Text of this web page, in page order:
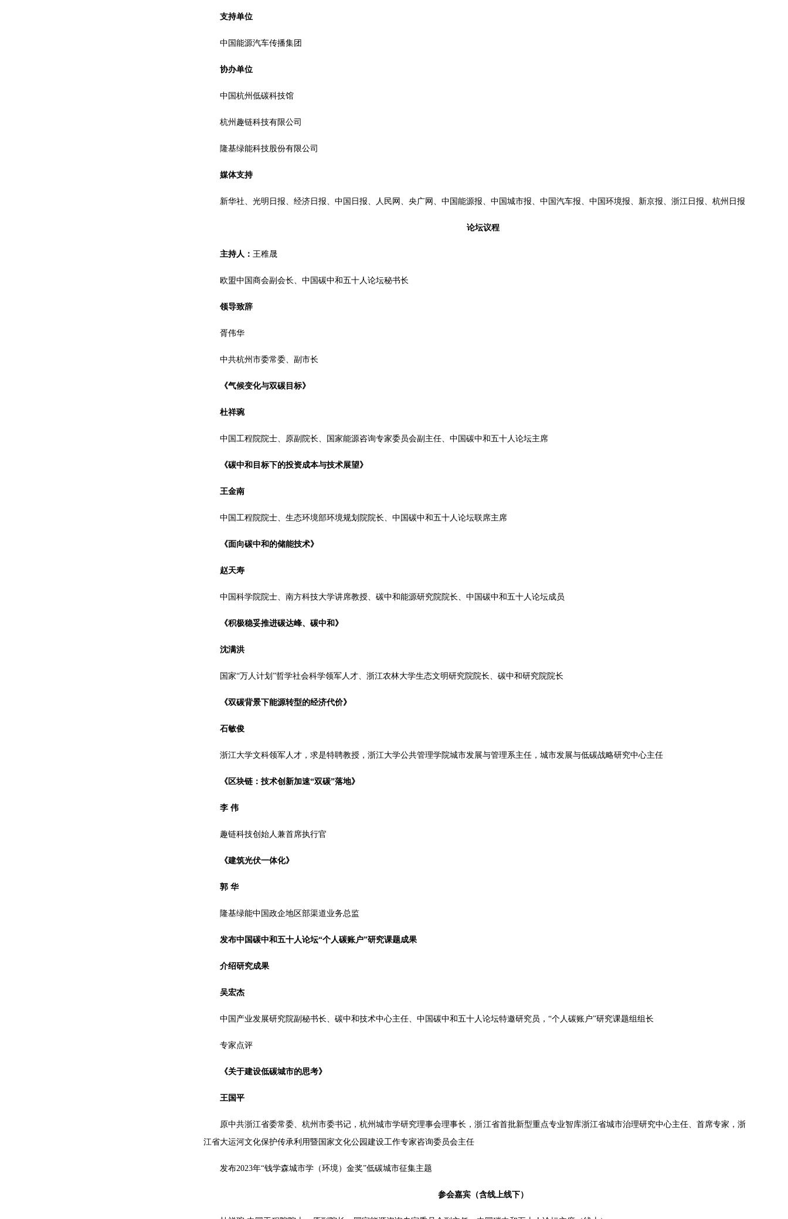
支持单位
中国能源汽车传播集团
协办单位
中国杭州低碳科技馆
杭州趣链科技有限公司
隆基绿能科技股份有限公司
媒体支持
新华社、光明日报、经济日报、中国日报、人民网、央广网、中国能源报、中国城市报、中国汽车报、中国环境报、新京报、浙江日报、杭州日报
论坛议程
主持人： 王稚晟
欧盟中国商会副会长、中国碳中和五十人论坛秘书长
领导致辞
胥伟华
中共杭州市委常委、副市长
《气候变化与双碳目标》
杜祥琬
中国工程院院士、原副院长、国家能源咨询专家委员会副主任、中国碳中和五十人论坛主席
《碳中和目标下的投资成本与技术展望》
王金南
中国工程院院士、生态环境部环境规划院院长、中国碳中和五十人论坛联席主席
《面向碳中和的储能技术》
赵天寿
中国科学院院士、南方科技大学讲席教授、碳中和能源研究院院长、中国碳中和五十人论坛成员
《积极稳妥推进碳达峰、碳中和》
沈满洪
国家“万人计划”哲学社会科学领军人才、浙江农林大学生态文明研究院院长、碳中和研究院院长
《双碳背景下能源转型的经济代价》
石敏俊
浙江大学文科领军人才，求是特聘教授，浙江大学公共管理学院城市发展与管理系主任，城市发展与低碳战略研究中心主任
《区块链：技术创新加速“双碳”落地》
李 伟
趣链科技创始人兼首席执行官
《建筑光伏一体化》
郭 华
隆基绿能中国政企地区部渠道业务总监
发布中国碳中和五十人论坛“个人碳账户”研究课题成果
介绍研究成果
吴宏杰
中国产业发展研究院副秘书长、碳中和技术中心主任、中国碳中和五十人论坛特邀研究员，“个人碳账户”研究课题组组长
专家点评
《关于建设低碳城市的思考》
王国平
原中共浙江省委常委、杭州市委书记，杭州城市学研究理事会理事长，浙江省首批新型重点专业智库浙江省城市治理研究中心主任、首席专家，浙
江省大运河文化保护传承利用暨国家文化公园建设工作专家咨询委员会主任
发布2023年“钱学森城市学（环境）金奖”低碳城市征集主题
参会嘉宾（含线上线下）